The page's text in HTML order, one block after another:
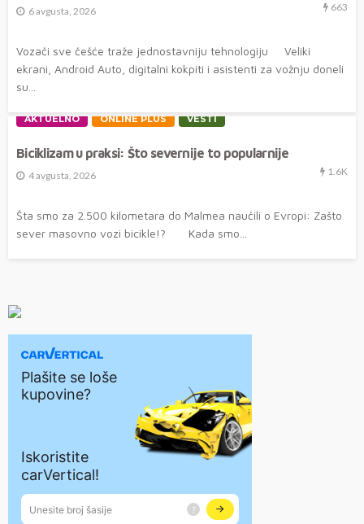
6 avgusta, 2026 663
Vozači sve češće traže jednostavniju tehnologiju Veliki
ekrani, Android Auto, digitalni kokpiti i asistenti za vožnju doneli
su...
AKTUELNO ONLINE PLUS VESTI
Biciklizam u praksi: Što severnije to popularnije
4 avgusta, 2026 1.6K
Šta smo za 2.500 kilometara do Malmea naučili o Evropi: Zašto
sever masovno vozi bicikle!? Kada smo...